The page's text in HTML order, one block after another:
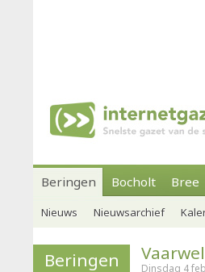
Beringen Bocholt Bree
Nieuws Nieuwsarchief
Beringen Dinsdag 4